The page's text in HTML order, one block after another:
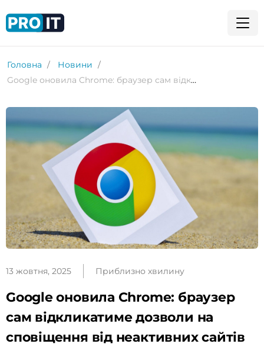
Головна
Новини
Google оновила Chrome: браузер сам відкликатиме дозволи на сповіщення від неактивних сайтів
13 жовтня, 2025 Приблизно хвилину
Google оновила Chrome: браузер
сам відкликатиме дозволи на
сповіщення від неактивних сайтів